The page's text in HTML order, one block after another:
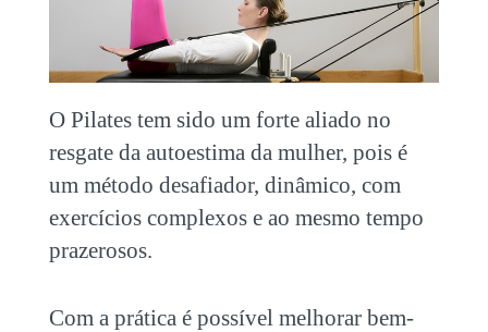
O Pilates tem sido um forte aliado no
resgate da autoestima da mulher, pois é
um método desafiador, dinâmico, com
exercícios complexos e ao mesmo tempo
prazerosos.
Com a prática é possível melhorar bem-